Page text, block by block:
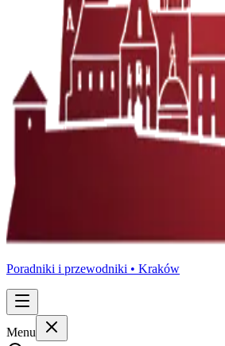
Poradniki i przewodniki • Kraków
Menu